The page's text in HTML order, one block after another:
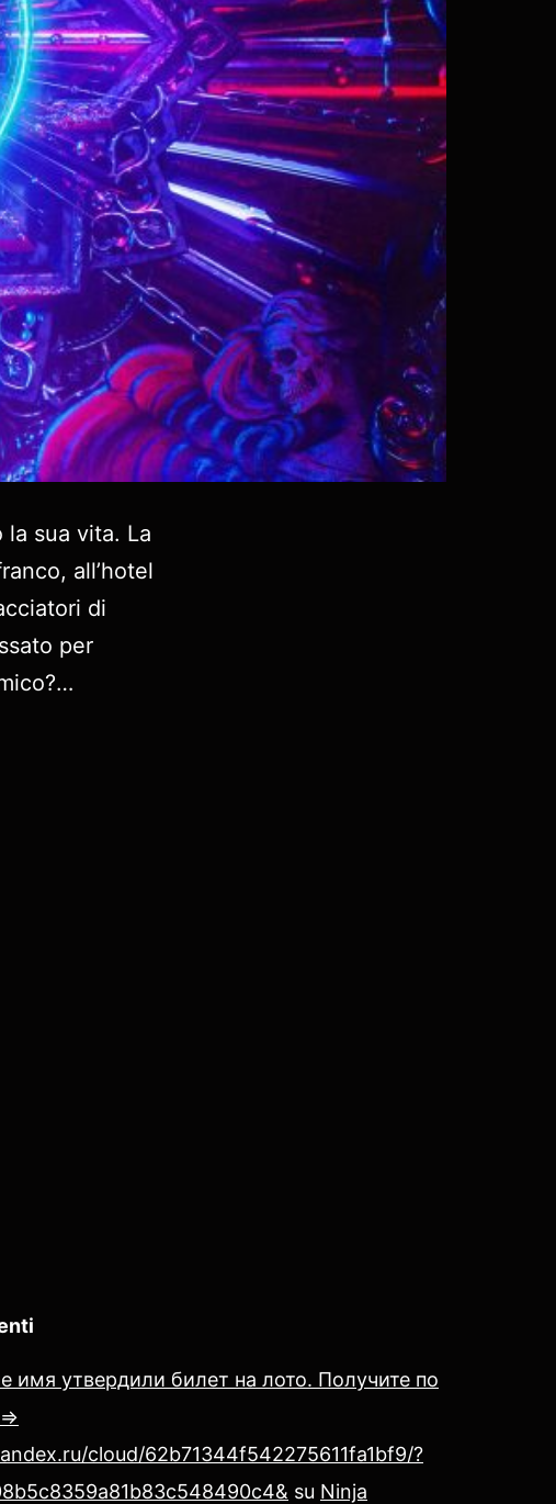
sua vita. La
all’hotel
di
per
имя утвердили билет на лото. Получите по
cloud/62b71344f542275611fa1bf9/?
su Ninja